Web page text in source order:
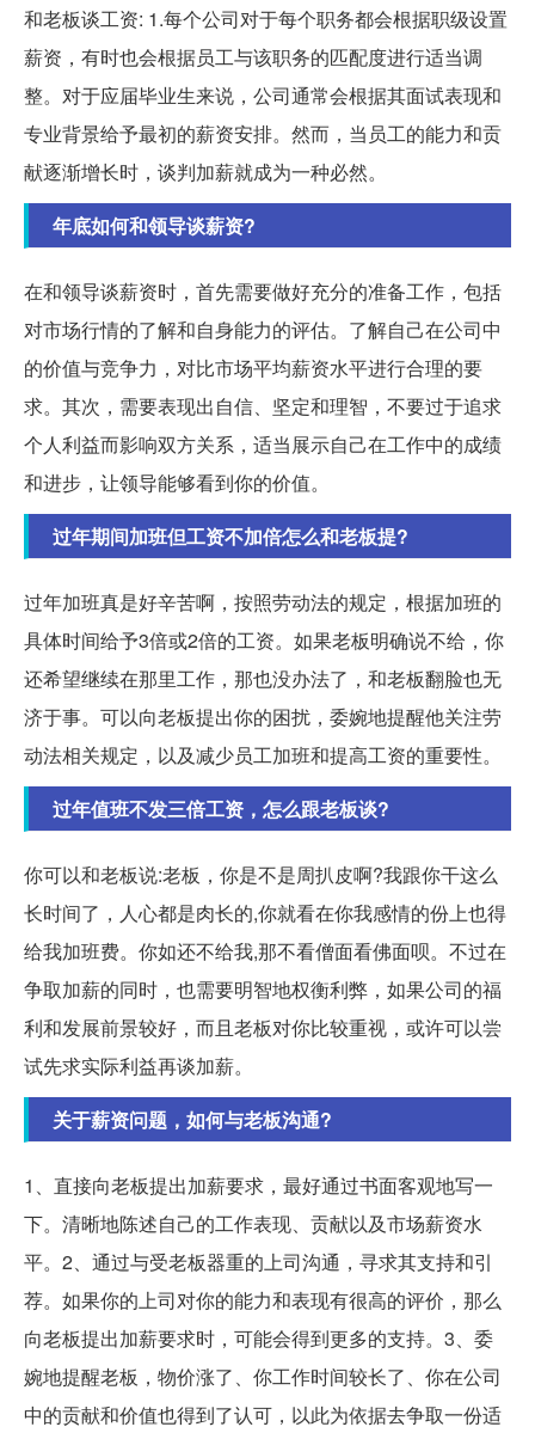
和老板谈工资: 1.每个公司对于每个职务都会根据职级设置
薪资，有时也会根据员工与该职务的匹配度进行适当调
整。对于应届毕业生来说，公司通常会根据其面试表现和
专业背景给予最初的薪资安排。然而，当员工的能力和贡
献逐渐增长时，谈判加薪就成为一种必然。
年底如何和领导谈薪资?
在和领导谈薪资时，首先需要做好充分的准备工作，包括
对市场行情的了解和自身能力的评估。了解自己在公司中
的价值与竞争力，对比市场平均薪资水平进行合理的要
求。其次，需要表现出自信、坚定和理智，不要过于追求
个人利益而影响双方关系，适当展示自己在工作中的成绩
和进步，让领导能够看到你的价值。
过年期间加班但工资不加倍怎么和老板提?
过年加班真是好辛苦啊，按照劳动法的规定，根据加班的
具体时间给予3倍或2倍的工资。如果老板明确说不给，你
还希望继续在那里工作，那也没办法了，和老板翻脸也无
济于事。可以向老板提出你的困扰，委婉地提醒他关注劳
动法相关规定，以及减少员工加班和提高工资的重要性。
过年值班不发三倍工资，怎么跟老板谈?
你可以和老板说:老板，你是不是周扒皮啊?我跟你干这么
长时间了，人心都是肉长的,你就看在你我感情的份上也得
给我加班费。你如还不给我,那不看僧面看佛面呗。不过在
争取加薪的同时，也需要明智地权衡利弊，如果公司的福
利和发展前景较好，而且老板对你比较重视，或许可以尝
试先求实际利益再谈加薪。
关于薪资问题，如何与老板沟通?
1、直接向老板提出加薪要求，最好通过书面客观地写一
下。清晰地陈述自己的工作表现、贡献以及市场薪资水
平。2、通过与受老板器重的上司沟通，寻求其支持和引
荐。如果你的上司对你的能力和表现有很高的评价，那么
向老板提出加薪要求时，可能会得到更多的支持。3、委
婉地提醒老板，物价涨了、你工作时间较长了、你在公司
中的贡献和价值也得到了认可，以此为依据去争取一份适